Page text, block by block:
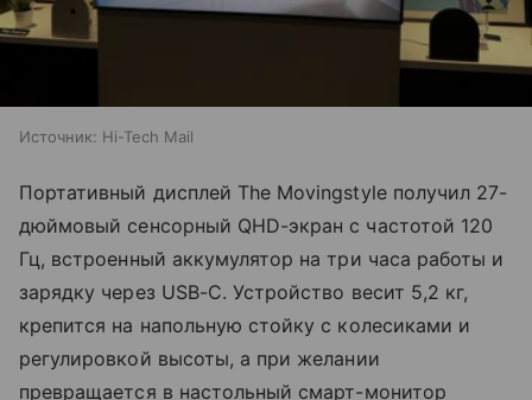
Источник: Hi-Tech Mail
Портативный дисплей The Movingstyle получил 27-
дюймовый сенсорный QHD-экран с частотой 120
Гц, встроенный аккумулятор на три часа работы и
зарядку через USB-C. Устройство весит 5,2 кг,
крепится на напольную стойку с колесиками и
регулировкой высоты, а при желании
превращается в настольный смарт-монитор